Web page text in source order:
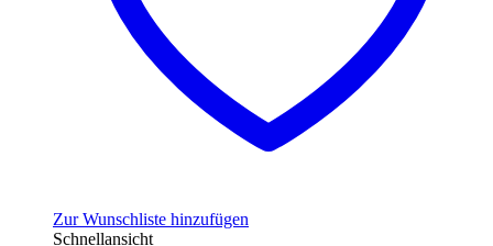
Zur Wunschliste hinzufügen
Schnellansicht